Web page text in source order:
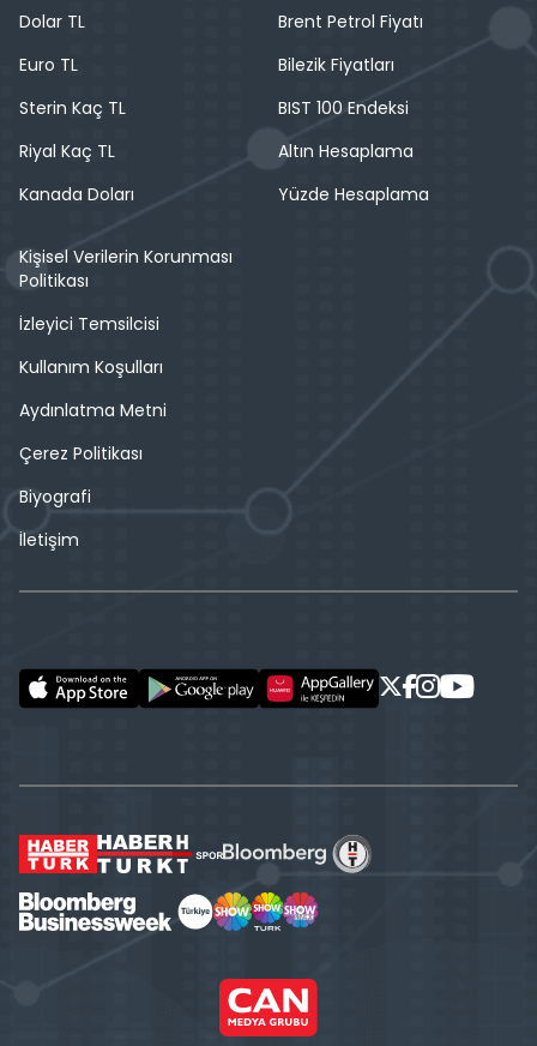
Dolar TL
Euro TL
Sterin Kaç TL
Riyal Kaç TL
Kanada Doları
Brent Petrol Fiyatı
Bilezik Fiyatları
BIST 100 Endeksi
Altın Hesaplama
Yüzde Hesaplama
Kişisel Verilerin Korunması
Politikası
İzleyici Temsilcisi
Kullanım Koşulları
Aydınlatma Metni
Çerez Politikası
Biyografi
İletişim